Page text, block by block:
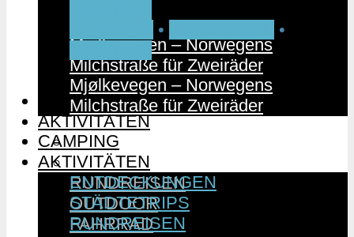
Mjølkevegen – Norwegens
Milchstraße für Zweiräder
CAMPING
AKTIVITÄTEN
ENTDECKUNGEN
STÄDTETRIPS
RUNDREISEN
OUTDOOR
FAHRRAD
•
•
Mjølkevegen – Norwegens
Milchstraße für Zweiräder
CAMPING
AKTIVITÄTEN
ENTDECKUNGEN
STÄDTETRIPS
RUNDREISEN